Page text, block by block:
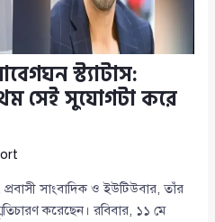
স্ট্যাটাস:
সেই সুযোগটা করে
প্রবাসী সাংবাদিক ও ইউটিউবার, তাঁর
করেছেন। রবিবার, ১১ মে